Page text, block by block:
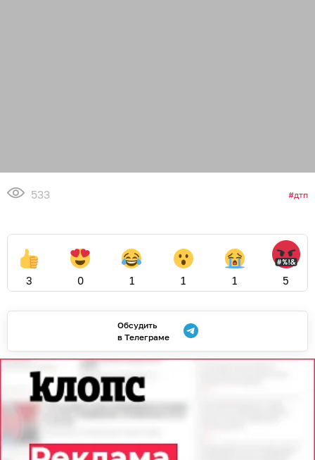
533 дтп
3 0 1 1 1 5
Обсудить
в Телеграме